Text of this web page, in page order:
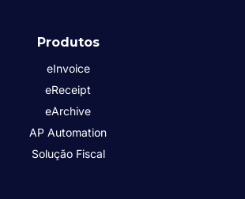
Produtos
eInvoice
eReceipt
eArchive
AP Automation
Solução Fiscal